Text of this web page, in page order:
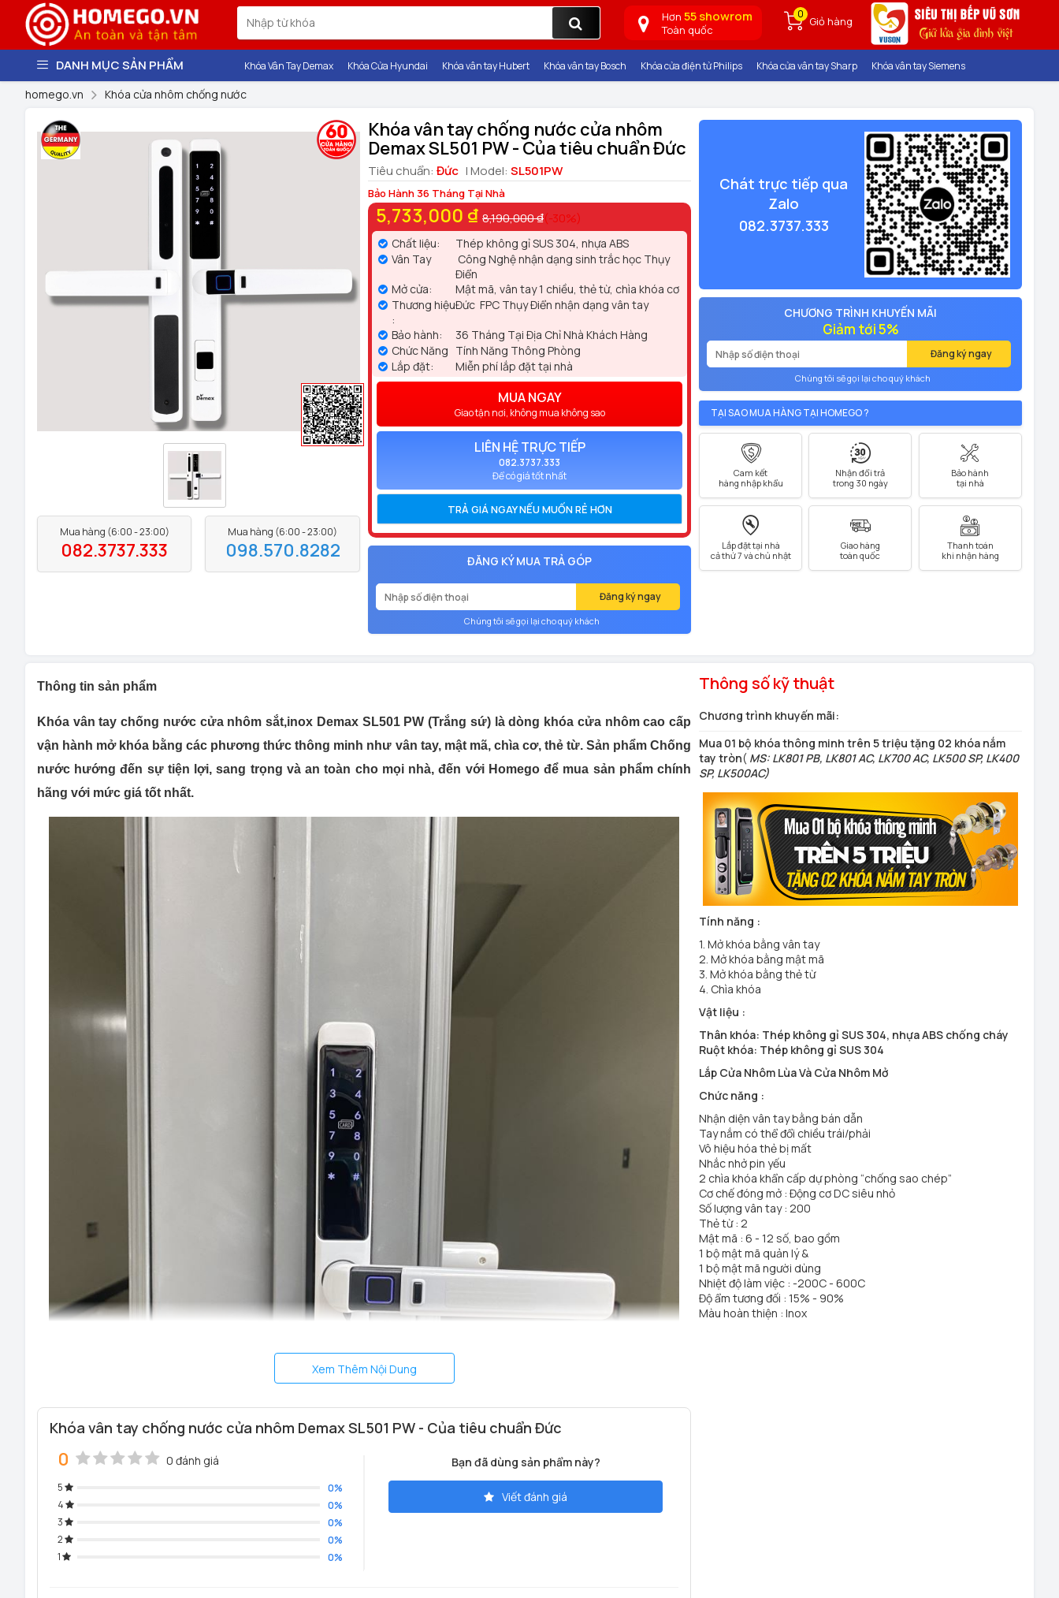
Hơn 55 showrom
Toàn quốc
0
Giỏ hàng
DANH MỤC SẢN PHẨM Khóa Vân Tay Demax Khóa Cửa Hyundai Khóa vân tay Hubert Khóa vân tay Bosch Khóa cửa điện tử Philips Khóa cửa vân tay Sharp Khóa vân tay Siemens
homego.vn Khóa cửa nhôm chống nước
Mua hàng (6:00 - 23:00)
082.3737.333
Mua hàng (6:00 - 23:00)
098.570.8282
Khóa vân tay chống nước cửa nhôm
Demax SL501 PW - Của tiêu chuẩn Đức
Tiêu chuẩn: Đức | Model: SL501PW
Bảo Hành 36 Tháng Tại Nhà
5,733,000 ₫ 8,190,000 ₫(-30%)
Chất liệu:
Thép không gỉ SUS 304, nhựa ABS
Vân Tay
Công Nghệ nhận dạng sinh trắc học Thụy
Điển
Mở cửa:
Mật mã, vân tay 1 chiều, thẻ từ, chìa khóa cơ
Thương hiệu
:
Đức FPC Thụy Điển nhận dạng vân tay
Bảo hành:
36 Tháng Tại Địa Chỉ Nhà Khách Hàng
Chức Năng Tính Năng Thông Phòng
Lắp đặt:
Miễn phí lắp đặt tại nhà
MUA NGAY
Giao tận nơi, không mua không sao
LIÊN HỆ TRỰC TIẾP
082.3737.333
Để có giá tốt nhất
TRẢ GIÁ NGAY NẾU MUỐN RẺ HƠN
ĐĂNG KÝ MUA TRẢ GÓP
Đăng ký ngay
Chúng tôi sẽ gọi lại cho quý khách
Chát trực tiếp qua
Zalo
082.3737.333
CHƯƠNG TRÌNH KHUYẾN MÃI
Giảm tới 5%
Đăng ký ngay
Chúng tôi sẽ gọi lại cho quý khách
TẠI SAO MUA HÀNG TẠI HOMEGO ?
Cam kết
hàng nhập khẩu
Nhận đổi trả
trong 30 ngày
Bảo hành
tại nhà
Lắp đặt tại nhà
cả thứ 7 và chủ nhật
Giao hàng
toàn quốc
Thanh toán
khi nhận hàng
Thông tin sản phẩm
Khóa vân tay chống nước cửa nhôm sắt,inox Demax SL501 PW (Trắng sứ) là dòng khóa cửa nhôm cao cấp
vận hành mở khóa bằng các phương thức thông minh như vân tay, mật mã, chìa cơ, thẻ từ. Sản phẩm Chống
nước hướng đến sự tiện lợi, sang trọng và an toàn cho mọi nhà, đến với Homego để mua sản phẩm chính
hãng với mức giá tốt nhất.
Xem Thêm Nội Dung
Khóa vân tay chống nước cửa nhôm Demax SL501 PW - Của tiêu chuẩn Đức
0 0 đánh giá
5
0%
4
0%
3
0%
2
0%
1
0%
Bạn đã dùng sản phẩm này?
Viết đánh giá
Thông số kỹ thuật
Chương trình khuyến mãi:
Mua 01 bộ khóa thông minh trên 5 triệu tặng 02 khóa nắm
tay tròn( MS: LK801 PB, LK801 AC, LK700 AC, LK500 SP, LK400
SP, LK500AC)
Tính năng :
1. Mở khóa bằng vân tay
2. Mở khóa bằng mật mã
3. Mở khóa bằng thẻ từ
4. Chìa khóa
Vật liệu :
Thân khóa: Thép không gỉ SUS 304, nhựa ABS chống cháy
Ruột khóa: Thép không gỉ SUS 304
Lắp Cửa Nhôm Lùa Và Cửa Nhôm Mở
Chức năng :
Nhận diện vân tay bằng bán dẫn
Tay nắm có thể đổi chiều trái/phải
Vô hiệu hóa thẻ bị mất
Nhắc nhở pin yếu
2 chìa khóa khẩn cấp dự phòng “chống sao chép”
Cơ chế đóng mở : Động cơ DC siêu nhỏ
Số lượng vân tay : 200
Thẻ từ : 2
Mật mã : 6 - 12 số, bao gồm
1 bộ mật mã quản lý &
1 bộ mật mã người dùng
Nhiệt độ làm việc : -200C - 600C
Độ ẩm tương đối : 15% - 90%
Màu hoàn thiện : Inox